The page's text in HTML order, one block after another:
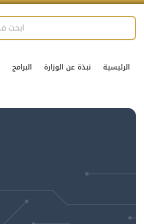
الرئيسية نبذة عن الوزارة البرامج